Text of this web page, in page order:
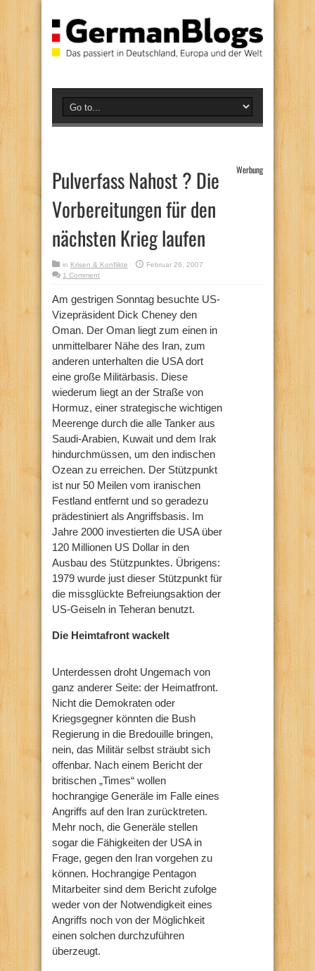
Pulverfass Nahost ? Die
Vorbereitungen für den
nächsten Krieg laufen
Werbung
in Krisen & Konflikte
Februar 26, 2007
1 Comment
Am gestrigen Sonntag besuchte US-
Vizepräsident Dick Cheney den
Oman. Der Oman liegt zum einen in
unmittelbarer Nähe des Iran, zum
anderen unterhalten die USA dort
eine große Militärbasis. Diese
wiederum liegt an der Straße von
Hormuz, einer strategische wichtigen
Meerenge durch die alle Tanker aus
Saudi-Arabien, Kuwait und dem Irak
hindurchmüssen, um den indischen
Ozean zu erreichen. Der Stützpunkt
ist nur 50 Meilen vom iranischen
Festland entfernt und so geradezu
prädestiniert als Angriffsbasis. Im
Jahre 2000 investierten die USA über
120 Millionen US Dollar in den
Ausbau des Stützpunktes. Übrigens:
1979 wurde just dieser Stützpunkt für
die missglückte Befreiungsaktion der
US-Geiseln in Teheran benutzt.
Die Heimtafront wackelt
Unterdessen droht Ungemach von
ganz anderer Seite: der Heimatfront.
Nicht die Demokraten oder
Kriegsgegner könnten die Bush
Regierung in die Bredouille bringen,
nein, das Militär selbst sträubt sich
offenbar. Nach einem Bericht der
britischen „Times“ wollen
hochrangige Generäle im Falle eines
Angriffs auf den Iran zurücktreten.
Mehr noch, die Generäle stellen
sogar die Fähigkeiten der USA in
Frage, gegen den Iran vorgehen zu
können. Hochrangige Pentagon
Mitarbeiter sind dem Bericht zufolge
weder von der Notwendigkeit eines
Angriffs noch von der Möglichkeit
einen solchen durchzuführen
überzeugt.